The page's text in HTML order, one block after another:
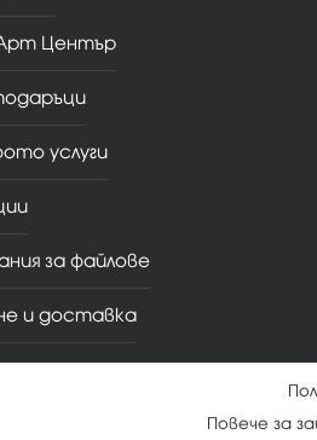
Център
услуги
за файлове
и доставка
Повече за